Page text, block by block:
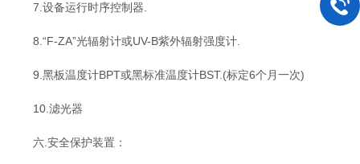
7.设备运行时序控制器.
8.“F-ZA”光辐射计或UV-B紫外辐射强度计.
9.黑板温度计BPT或黑标准温度计BST.(标定6个月一次)
10.滤光器
六.安全保护装置：